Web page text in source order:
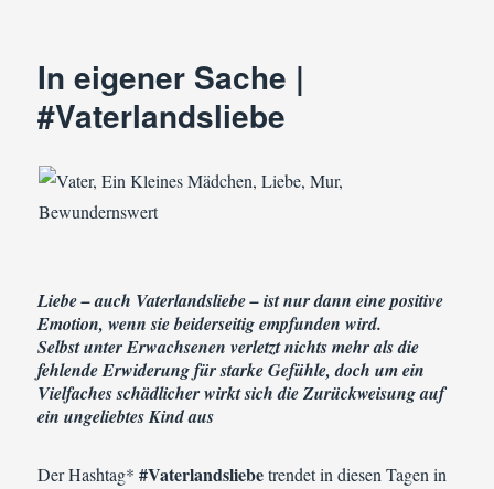
In eigener Sache |
#Vaterlandsliebe
Liebe – auch Vaterlandsliebe – ist nur dann eine positive
Emotion, wenn sie beiderseitig empfunden wird.
Selbst unter Erwachsenen verletzt nichts mehr als die
fehlende Erwiderung für starke Gefühle, doch um ein
Vielfaches schädlicher wirkt sich die Zurückweisung auf
ein ungeliebtes Kind aus
Der Hashtag*#Vaterlandsliebetrendet in diesen Tagen in